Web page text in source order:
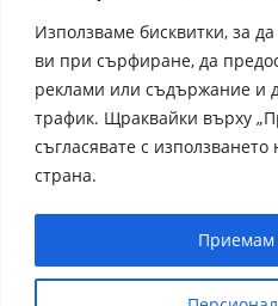
Използваме бисквитки, за
ви при сърфиране, да
реклами или съдържание и
трафик. Щраквайки върху
съгласявате с
страна.
Приемам